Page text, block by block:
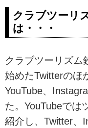
クラブツーリ
は・・・
クラブツーリズム
始めたTwitterのほ
YouTube、
た。YouTubeでは
紹介し、Twitter、